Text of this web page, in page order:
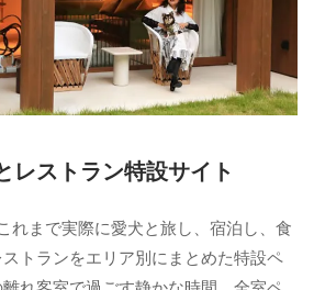
レストラン特設サイト
れまで実際に愛犬と旅し、宿泊し、食
トランをエリア別にまとめた特設ペ